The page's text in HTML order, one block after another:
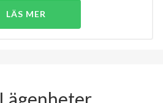
LÄS MER